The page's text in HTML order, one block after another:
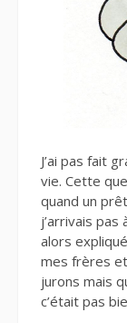
J’ai pas fait
vie. Cette
quand un
j’arrivais pas
alors
mes frères
jurons mais
c’était pas